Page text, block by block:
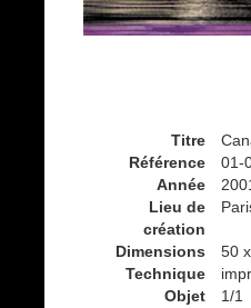
Titre
Référence
01-
Année
Lieu de
création
Dimensions
50
Technique
Objet
1/1